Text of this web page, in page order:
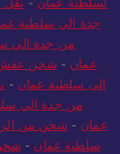
جدة الي سلطنة
من جدة الي
عمان - شحن عفش
الى سلطنة عمان -
من جدة الي
عمان - شحن من
سلطنة عمان -